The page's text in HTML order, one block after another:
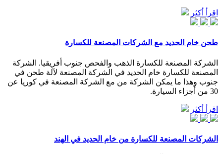
اقرأ أكثر
طحن خام الحديد مع الشركات المصنعة للكسارة
الشركة المصنعة للكسارة الذهب والفحص جنوب أفريقيا. الشركة
المصنعة للكسارة خام الحديد في الشركة المصنعة لآلة طحن في
جنوب وهذا ما يمكن الشركة من مع الشركة المصنعة في كوريا عن
30 من أجزاء السيارة.
اقرأ أكثر
الشركات المصنعة للكسارة من خام الحديد في الهند